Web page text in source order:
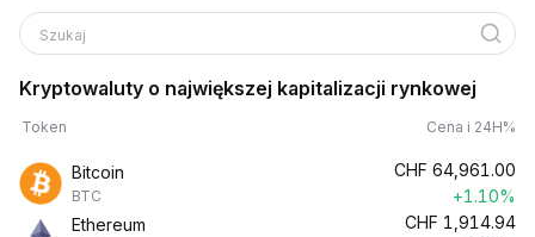
Szukaj
Kryptowaluty o największej kapitalizacji rynkowej
Token Cena i 24H%
Bitcoin
BTC
CHF 64,961.00
+1.10%
Ethereum
CHF 1,914.94